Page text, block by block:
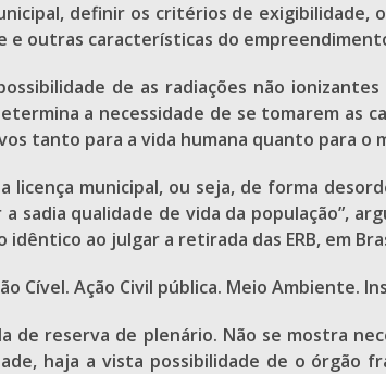
definir os critérios de exigibilidade,
e outras características do
de as radiações não
a necessidade de se tomarem
tanto para a vida humana quanto para o
municipal, ou seja, de forma
sadia qualidade de vida da população”,
ao julgar a retirada das ERB, em
Cível. Ação Civil pública. Meio Ambiente.
de reserva de plenário. Não se mostra
haja a vista possibilidade de o órgão